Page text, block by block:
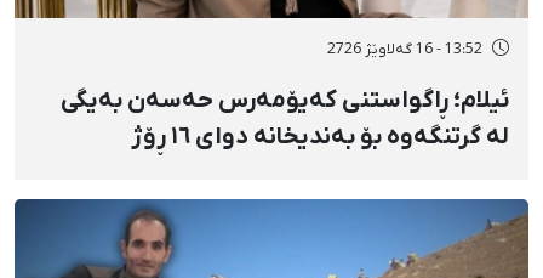
13:52 - 16 گەلاوێژ 2726
ئیلام؛ ڕاگواستنی کەیۆمەرس حەسەن بەیگی
لە گرتنگەوە بۆ بەندیخانە دوای ١٦ ڕۆژ